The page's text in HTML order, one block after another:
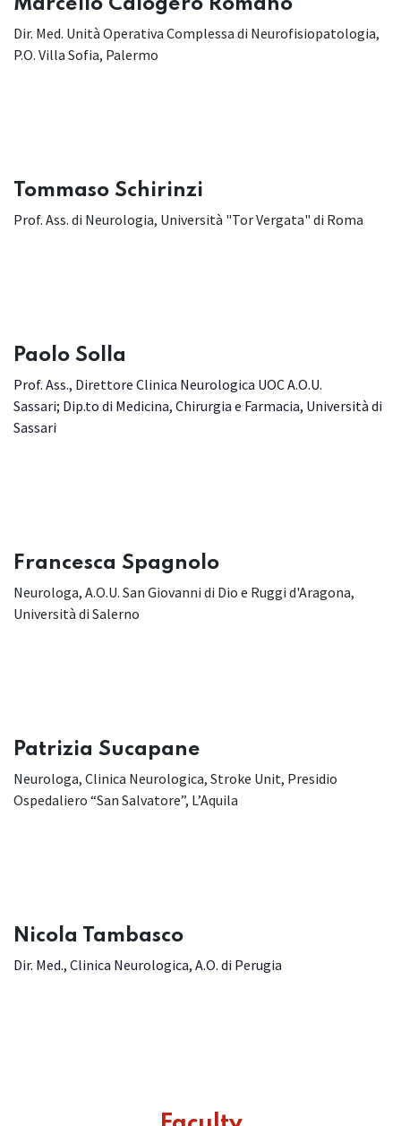
Marcello Calogero Romano
Dir. Med. Unità Operativa Complessa di Neurofisiopatologia,
P.O. Villa Sofia, Palermo
Tommaso Schirinzi
Prof. Ass. di Neurologia, Università "Tor Vergata" di Roma
​Paolo Solla
Prof. Ass., Direttore Clinica Neurologica UOC A.O.U.
Sassari; Dip.to di Medicina, Chirurgia e Farmacia, Università di
Sassari
Francesca Spagnolo
Neurologa, A.O.U. San Giovanni di Dio e Ruggi d'Aragona,
Università di Salerno
Patrizia Sucapane
Neurologa, Clinica Neurologica, Stroke Unit, Presidio
Ospedaliero “San Salvatore”, L’Aquila
​Nicola Tambasco
Dir. Med., Clinica Neurologica, A.O. di Perugia